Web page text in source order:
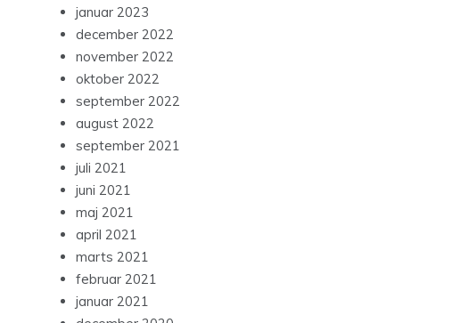
januar 2023
december 2022
november 2022
oktober 2022
september 2022
august 2022
september 2021
juli 2021
juni 2021
maj 2021
april 2021
marts 2021
februar 2021
januar 2021